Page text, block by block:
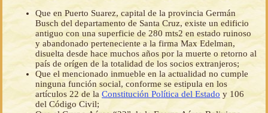
Que en Puerto Suarez, capital de la provincia Germán
Busch del departamento de Santa Cruz, existe un edificio
antiguo con una superficie de 280 mts2 en estado ruinoso
y abandonado perteneciente a la firma Max Edelman,
disuelta desde hace muchos años por la muerte o retorno al
país de orígen de la totalidad de los socios extranjeros;
Que el mencionado inmueble en la actualidad no cumple
ninguna función social, conforme se estipula en los
artículos 22 de la Constitución Política del Estado y 106
del Código Civil;